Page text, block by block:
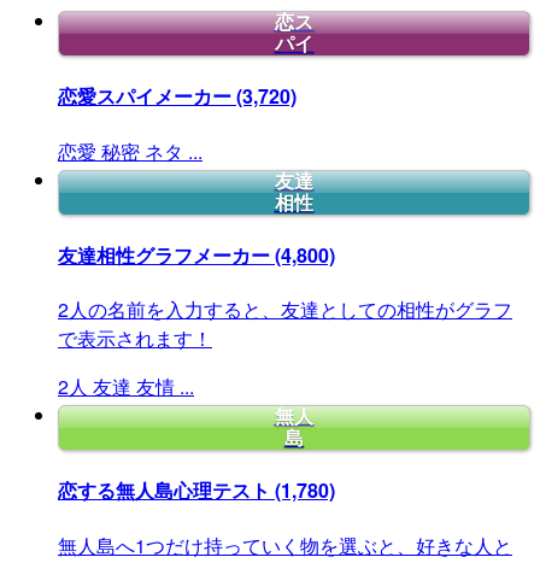
恋ス
パイ
恋愛スパイメーカー(3,720)
恋愛 秘密 ネタ ...
友達
相性
友達相性グラフメーカー(4,800)
2人の名前を入力すると、友達としての相性がグラフ
で表示されます！
2人 友達 友情 ...
無人
島
恋する無人島心理テスト (1,780)
無人島へ1つだけ持っていく物を選ぶと、好きな人と